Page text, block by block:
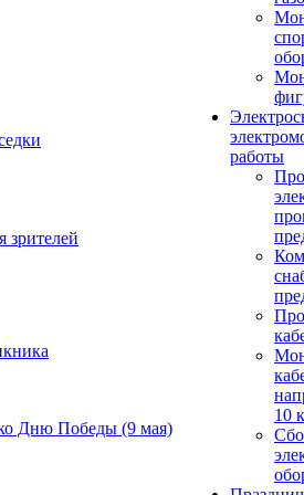
зрителей
Дню Победы (9 мая)
работы
10